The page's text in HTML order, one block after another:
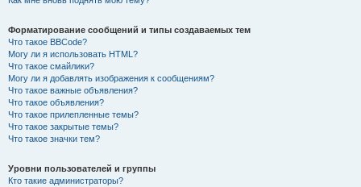
Форматирование сообщений и типы создаваемых тем
Что такое BBCode?
Могу ли я использовать HTML?
Что такое смайлики?
Могу ли я добавлять изображения к сообщениям?
Что такое важные объявления?
Что такое объявления?
Что такое прилепленные темы?
Что такое закрытые темы?
Что такое значки тем?
Уровни пользователей и группы
Кто такие администраторы?